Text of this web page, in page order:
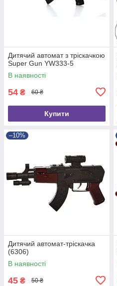
Дитячий автомат з тріскачкою
Super Gun YW333-5
В наявності
54 ₴ 60 ₴
Купити
–10%
Дитячий автомат-тріскачка
(6306)
В наявності
45 ₴ 50 ₴